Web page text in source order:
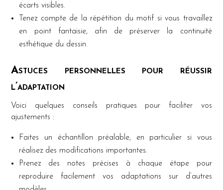
écarts visibles.
Tenez compte de la répétition du motif si vous travaillez
en point fantaisie, afin de préserver la continuité
esthétique du dessin.
Astuces personnelles pour réussir
l’adaptation
Voici quelques conseils pratiques pour faciliter vos
ajustements :
Faites un échantillon préalable, en particulier si vous
réalisez des modifications importantes.
Prenez des notes précises à chaque étape pour
reproduire facilement vos adaptations sur d’autres